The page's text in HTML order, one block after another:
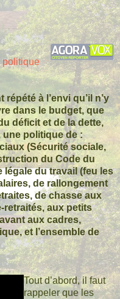
politique
à l’envi qu’il n’y
dans le budget, que
déficit et de la dette,
une politique de :
(Sécurité sociale,
du Code du
légale du travail (feu les
de rallongement
de chasse aux
retraités, aux petits
aux cadres,
et l’ensemble de
Tout d’abord, il faut
rappeler que les